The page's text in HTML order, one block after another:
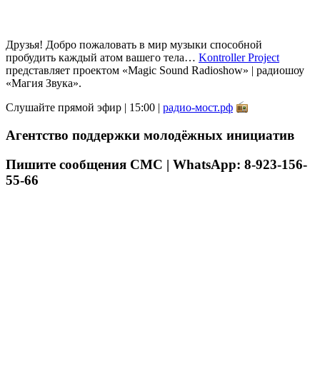
Друзья! Добро пожаловать в мир музыки способной
пробудить каждый атом вашего тела… Kontroller Project
представляет проектом «Magic Sound Radioshow» | радиошоу
«Магия Звука».
Слушайте прямой эфир | 15:00 | радио-мост.рф
Агентство поддержки молодёжных инициатив
Пишите сообщения СМС | WhatsApp: 8-923-156-
55-66